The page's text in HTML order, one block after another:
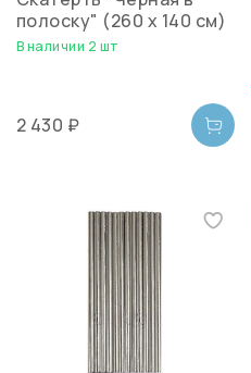
полоску" (260 х 140 см)
В наличии 2 шт
2 430 ₽